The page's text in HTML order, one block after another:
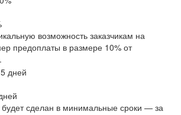
возможность заказчикам на
предоплаты в размере 10% от
будет сделан в минимальные сроки — за